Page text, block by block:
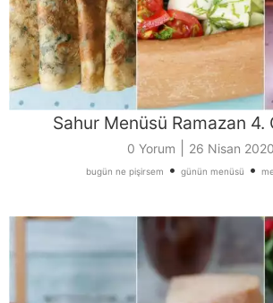
Sahur Menüsü Ramazan 4.
0 Yorum 26 Nisan 2020
bugün ne pişirsem • günün menüsü •